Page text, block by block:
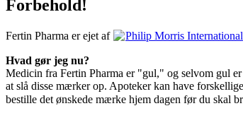
Forbehold!
Fertin Pharma er ejet af Philip Morris International
Hvad gør jeg nu?
Medicin fra Fertin Pharma er "gul," og selvom gul
at slå disse mærker op. Apoteker kan have
bestille det ønskede mærke hjem dagen før du skal